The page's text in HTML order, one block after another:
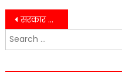
Post
navigation
सरकार द्वारा दीपावली से पूर्व दुग्ध उत्पादकों को 10 करोड़ 35 लाख रुपए की राशि अवमुक्त कराई गई …
Search
for: